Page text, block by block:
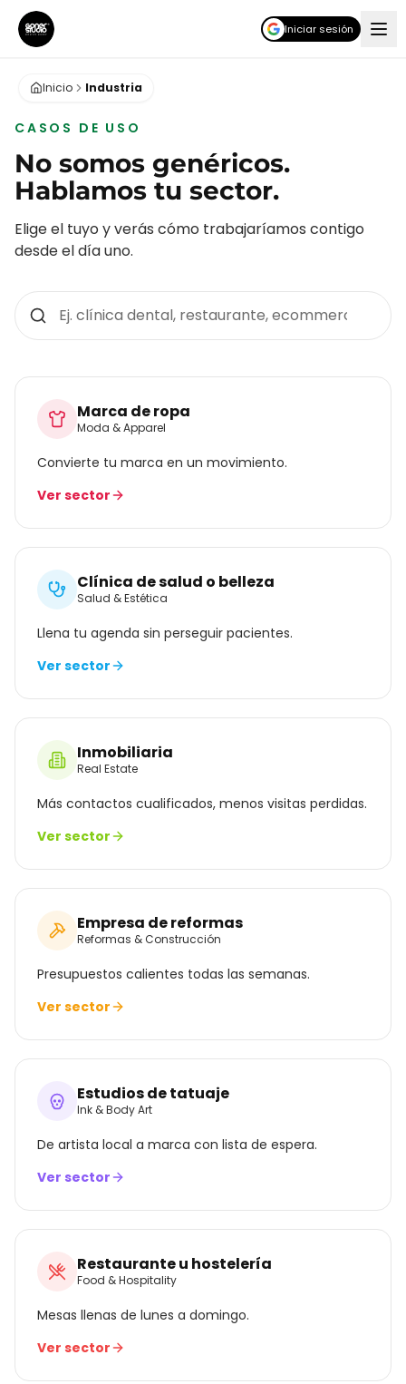
Iniciar sesión
Inicio Industria
CASOS DE USO
No somos genéricos.
Hablamos tu sector.
Elige el tuyo y verás cómo trabajaríamos contigo
desde el día uno.
Marca de ropa
Moda & Apparel
Convierte tu marca en un movimiento.
Ver sector
Clínica de salud o belleza
Salud & Estética
Llena tu agenda sin perseguir pacientes.
Ver sector
Inmobiliaria
Real Estate
Más contactos cualificados, menos visitas perdidas.
Ver sector
Empresa de reformas
Reformas & Construcción
Presupuestos calientes todas las semanas.
Ver sector
Estudios de tatuaje
Ink & Body Art
De artista local a marca con lista de espera.
Ver sector
Restaurante u hostelería
Food & Hospitality
Mesas llenas de lunes a domingo.
Ver sector